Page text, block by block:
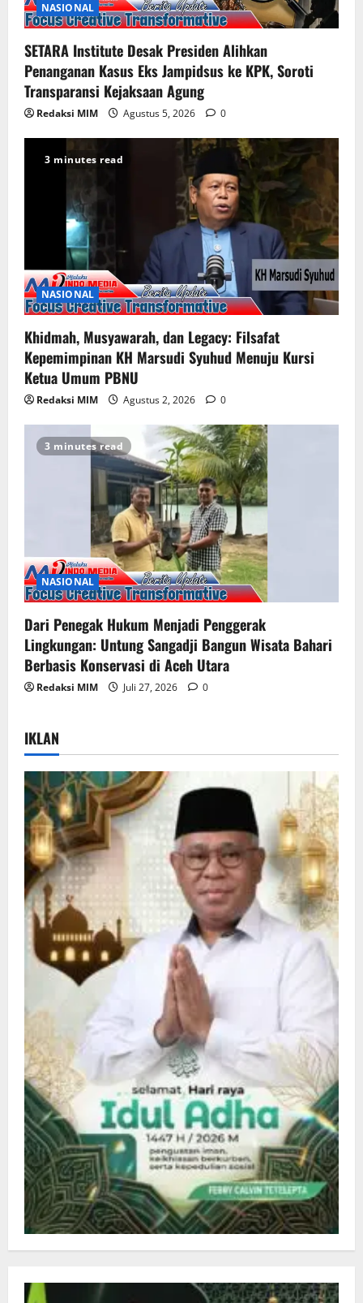
NASIONAL
SETARA Institute Desak Presiden Alihkan
Penanganan Kasus Eks Jampidsus ke KPK, Soroti
Transparansi Kejaksaan Agung
Redaksi MIM Agustus 5, 2026 0
3 minutes read
NASIONAL
Khidmah, Musyawarah, dan Legacy: Filsafat
Kepemimpinan KH Marsudi Syuhud Menuju Kursi
Ketua Umum PBNU
Redaksi MIM Agustus 2, 2026 0
3 minutes read
NASIONAL
Dari Penegak Hukum Menjadi Penggerak
Lingkungan: Untung Sangadji Bangun Wisata Bahari
Berbasis Konservasi di Aceh Utara
Redaksi MIM Juli 27, 2026 0
IKLAN